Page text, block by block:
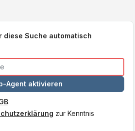
diese Suche automatisch
Agent aktivieren
.
zur Kenntnis